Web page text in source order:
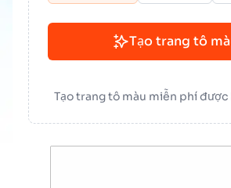
Tạo trang tô
Tạo trang tô màu miễn phí được